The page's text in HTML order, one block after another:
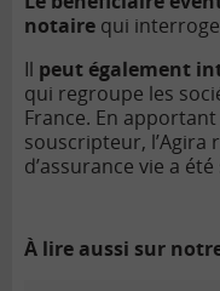
notaire qui
Il peut également
qui regroupe les
France. En
souscripteur,
d’assurance vie a
À lire aussi sur